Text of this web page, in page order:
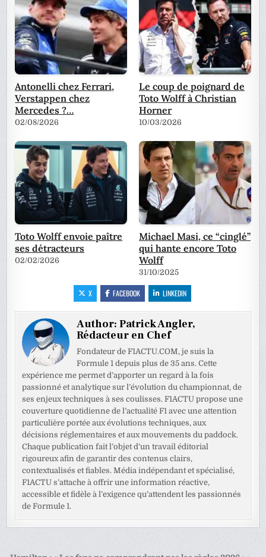
Antonelli chez Ferrari,
Verstappen chez
Mercedes ?…
02/08/2026
Le coup de poignard de
Toto Wolff à Christian
Horner
10/03/2026
Toto Wolff envoie paître
ses détracteurs
02/02/2026
Michael Masi, ce “cinglé”
qui hante encore Toto
Wolff
31/10/2025
X FACEBOOK LINKEDIN
Author:Patrick Angler,
Rédacteur en Chef
Fondateur de F1ACTU.COM, je suis la
Formule 1 depuis plus de 35 ans. Cette
expérience me permet d’apporter un regard à la fois
passionné et analytique sur l’évolution du championnat, de
ses enjeux techniques à ses coulisses. F1ACTU propose une
couverture quotidienne de l’actualité F1 avec une attention
particulière portée aux évolutions techniques, aux
décisions réglementaires et aux mouvements du paddock.
Chaque publication fait l’objet d’un travail éditorial
rigoureux afin de garantir des contenus clairs,
contextualisés et fiables. Média indépendant et spécialisé,
F1ACTU s’attache à offrir une information réactive,
accessible et fidèle à l’exigence qu’attendent les passionnés
de Formule 1.